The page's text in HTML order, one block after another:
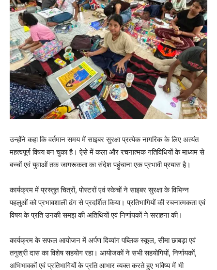
उन्होंने कहा कि वर्तमान समय में साइबर सुरक्षा प्रत्येक नागरिक के लिए अत्यंत
महत्वपूर्ण विषय बन चुका है। ऐसे में कला और रचनात्मक गतिविधियों के माध्यम से
बच्चों एवं युवाओं तक जागरूकता का संदेश पहुंचाना एक प्रभावी प्रयास है।
कार्यक्रम में प्रस्तुत चित्रों, पोस्टरों एवं स्केचों ने साइबर सुरक्षा के विभिन्न
पहलुओं को प्रभावशाली ढंग से प्रदर्शित किया। प्रतिभागियों की रचनात्मकता एवं
विषय के प्रति उनकी समझ की अतिथियों एवं निर्णायकों ने सराहना की।
कार्यक्रम के सफल आयोजन में अर्पण दिव्यांग पब्लिक स्कूल, सीमा छाबड़ा एवं
तनुश्री दास का विशेष सहयोग रहा। आयोजकों ने सभी सहयोगियों, निर्णायकों,
अभिभावकों एवं प्रतिभागियों के प्रति आभार व्यक्त करते हुए भविष्य में भी